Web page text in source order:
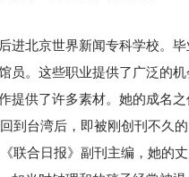
进北京世界新闻专科学校。
员。这些职业提供了广泛的
提供了许多素材。她的成名
到台湾后，即被刚创刊不久的
联合日报》副刊主编，她的